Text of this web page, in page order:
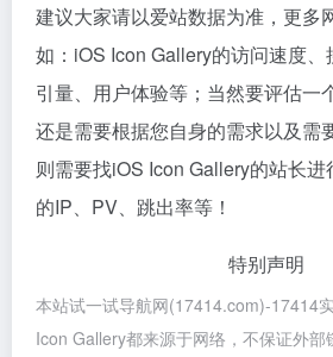
建议大家请以爱站数据为准，更多
如：iOS Icon Gallery的访问速度
引量、用户体验等；当然要评估一
还是需要根据您自身的需求以及需
则需要找iOS Icon Gallery的站长
的IP、PV、跳出率等！
特别声明
本站试一试导航网(17414.com)-17414
Icon Gallery都来源于网络，不保证外部